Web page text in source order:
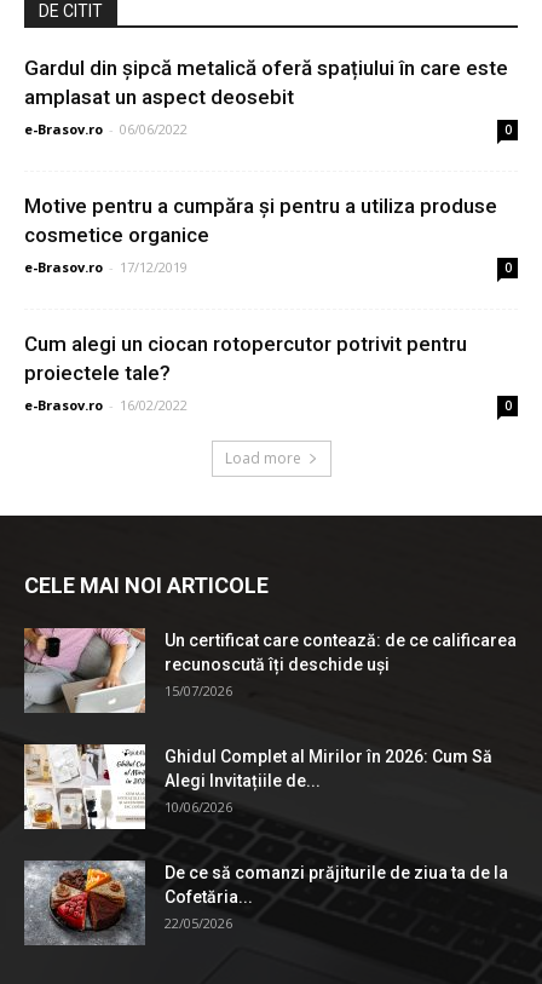
DE CITIT
Gardul din șipcă metalică oferă spațiului în care este
amplasat un aspect deosebit
e-Brasov.ro - 06/06/2022 0
Motive pentru a cumpăra și pentru a utiliza produse
cosmetice organice
e-Brasov.ro - 17/12/2019 0
Cum alegi un ciocan rotopercutor potrivit pentru
proiectele tale?
e-Brasov.ro - 16/02/2022 0
Load more
CELE MAI NOI ARTICOLE
Un certificat care contează: de ce calificarea
recunoscută îți deschide uși
15/07/2026
Ghidul Complet al Mirilor în 2026: Cum Să
Alegi Invitațiile de...
10/06/2026
De ce să comanzi prăjiturile de ziua ta de la
Cofetăria...
22/05/2026